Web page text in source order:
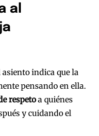
al
indica que la
pensando en ella.
respetoa quiénes
y cuidando el